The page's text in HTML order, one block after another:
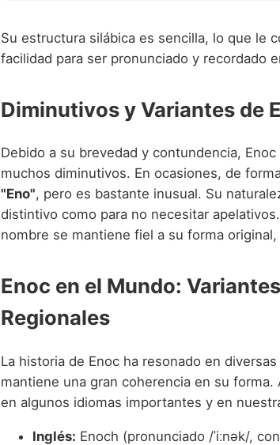
Su estructura silábica es sencilla, lo que le
facilidad para ser pronunciado y recordado
Diminutivos y Variantes de
Debido a su brevedad y contundencia,
muchos diminutivos. En ocasiones, de
"Eno", pero es bastante inusual. Su
distintivo como para no necesitar
nombre se mantiene fiel a su forma
Enoc en el Mundo:
Regionales
La historia de Enoc ha resonado en
mantiene una gran coherencia en su
en algunos idiomas importantes y en
Inglés: Enoch (pronunciado /ˈiːnək/,